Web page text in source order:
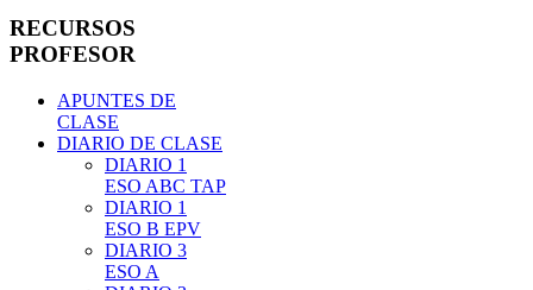
RECURSOS
PROFESOR
APUNTES DE
CLASE
DIARIO DE CLASE
DIARIO 1
ESO ABC TAP
DIARIO 1
ESO B EPV
DIARIO 3
ESO A